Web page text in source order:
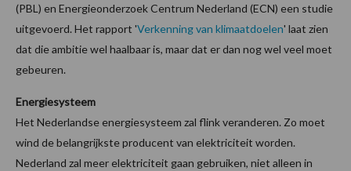
(PBL) en Energieonderzoek Centrum Nederland (ECN) een studie
uitgevoerd. Het rapport 'Verkenning van klimaatdoelen' laat zien
dat die ambitie wel haalbaar is, maar dat er dan nog wel veel moet
gebeuren.
Energiesysteem
Het Nederlandse energiesysteem zal flink veranderen. Zo moet
wind de belangrijkste producent van elektriciteit worden.
Nederland zal meer elektriciteit gaan gebruiken, niet alleen in